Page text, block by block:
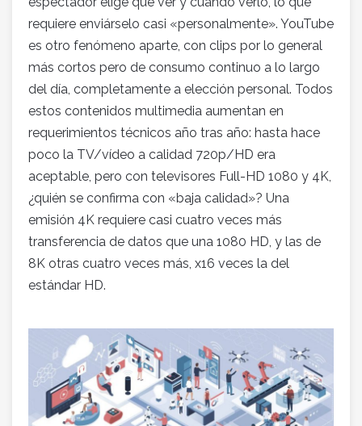
requiere enviárselo casi «personalmente». YouTube
es otro fenómeno aparte, con clips por lo general
más cortos pero de consumo continuo a lo largo
del día, completamente a elección personal. Todos
estos contenidos multimedia aumentan en
requerimientos técnicos año tras año: hasta hace
poco la TV/vídeo a calidad 720p/HD era
aceptable, pero con televisores Full-HD 1080 y 4K,
¿quién se confirma con «baja calidad»? Una
emisión 4K requiere casi cuatro veces más
transferencia de datos que una 1080 HD, y las de
8K otras cuatro veces más, x16 veces la del
estándar HD.